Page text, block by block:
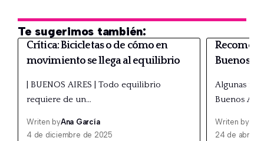
Te sugerimos también:
Crítica: Bicicletas o de cómo en
movimiento se llega al equilibrio
| BUENOS AIRES | Todo equilibrio
requiere de un…
Writen byAna García
4 de diciembre de 2025
Buenos
Algunas
Buenos
Writen by
24 de abril